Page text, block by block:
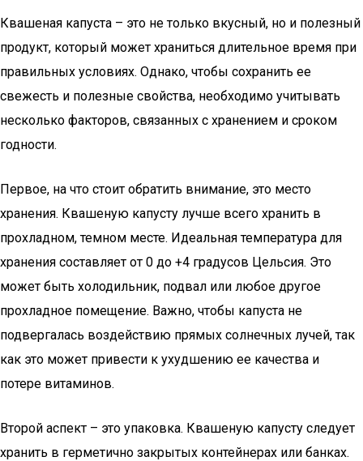
Квашеная капуста – это не только вкусный, но и полезный
продукт, который может храниться длительное время при
правильных условиях. Однако, чтобы сохранить ее
свежесть и полезные свойства, необходимо учитывать
несколько факторов, связанных с хранением и сроком
годности.
Первое, на что стоит обратить внимание, это место
хранения. Квашеную капусту лучше всего хранить в
прохладном, темном месте. Идеальная температура для
хранения составляет от 0 до +4 градусов Цельсия. Это
может быть холодильник, подвал или любое другое
прохладное помещение. Важно, чтобы капуста не
подвергалась воздействию прямых солнечных лучей, так
как это может привести к ухудшению ее качества и
потере витаминов.
Второй аспект – это упаковка. Квашеную капусту следует
хранить в герметично закрытых контейнерах или банках.